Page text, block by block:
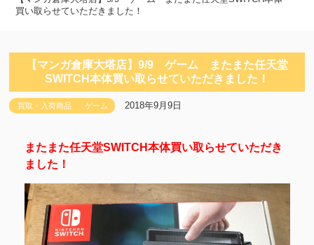
買い取らせていただきました！
【マンガ倉庫大塔店】9/9 ゲーム またまた任天堂
SWITCH本体買い取らせていただきました！
買取・入荷商品 ゲーム 2018年9月9日
またまた任天堂SWITCH本体買い取らせていただき
ました！